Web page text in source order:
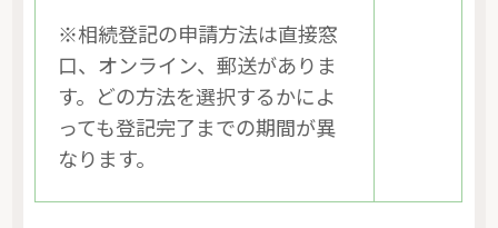
※相続登記の申請方法は直接窓
口、オンライン、郵送がありま
す。どの方法を選択するかによ
っても登記完了までの期間が異
なります。